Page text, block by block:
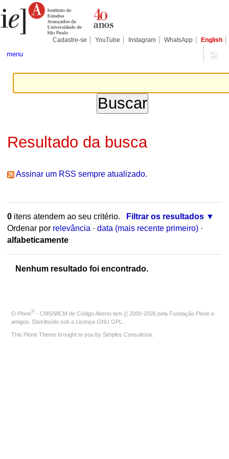
para
conteúdo.
Pessoais
Cadastre-se YouTube Instagram WhatsApp English
menu
Resultado da busca
Assinar um RSS sempre atualizado.
0itens atendem ao seu critério.
Filtrar os resultados
Ordenar por relevância · data (mais recente primeiro) ·
alfabeticamente
Nenhum resultado foi encontrado.
O Plone® - CMS/WCM de Código Aberto tem © 2000-2026 pela Fundação Plone e
amigos. Distribuído sob a Licença GNU GPL
This Plone Theme brought to you by Simples Consultoria